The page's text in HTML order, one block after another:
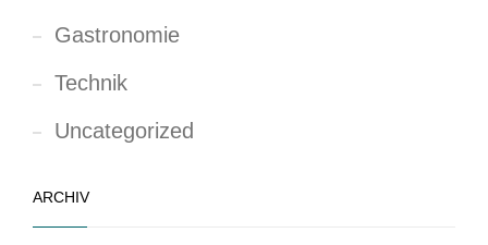
Gastronomie
Technik
Uncategorized
ARCHIV